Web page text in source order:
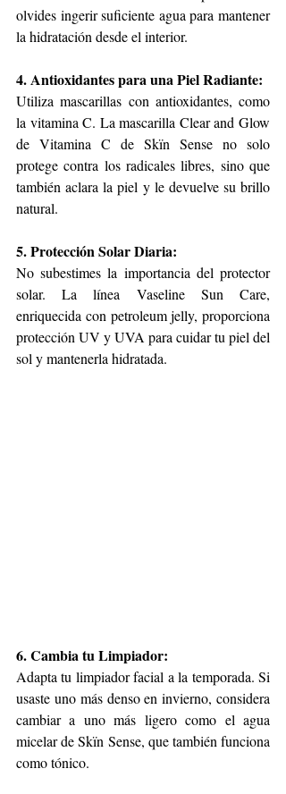
olvides ingerir suficiente agua para mantener
la hidratación desde el interior.
4. Antioxidantes para una Piel Radiante:
Utiliza mascarillas con antioxidantes, como
la vitamina C. La mascarilla Clear and Glow
de Vitamina C de Skïn Sense no solo
protege contra los radicales libres, sino que
también aclara la piel y le devuelve su brillo
natural.
5. Protección Solar Diaria:
No subestimes la importancia del protector
solar. La línea Vaseline Sun Care,
enriquecida con petroleum jelly, proporciona
protección UV y UVA para cuidar tu piel del
sol y mantenerla hidratada.
6. Cambia tu Limpiador:
Adapta tu limpiador facial a la temporada. Si
usaste uno más denso en invierno, considera
cambiar a uno más ligero como el agua
micelar de Skïn Sense, que también funciona
como tónico.